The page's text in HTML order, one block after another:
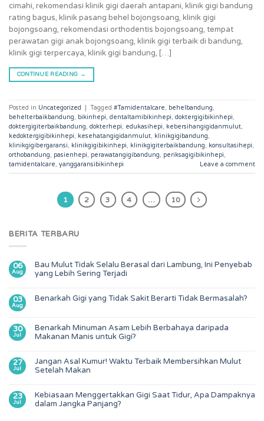
cimahi, rekomendasi klinik gigi daerah antapani, klinik gigi bandung
rating bagus, klinik pasang behel bojongsoang, klinik gigi
bojongsoang, rekomendasi orthodentis bojongsoang, tempat
perawatan gigi anak bojongsoang, klinik gigi terbaik di bandung,
klinik gigi terpercaya, klinik gigi bandung, […]
CONTINUE READING →
Posted in Uncategorized | Tagged #Tamidentalcare, behelbandung,
behelterbaikbandung, bikinhepi, dentaltamibikinhepi, doktergigibikinhepi,
doktergigiterbaikbandung, dokterhepi, edukasihepi, kebersihangigidanmulut,
kedoktergigibikinhepi, kesehatangigidanmulut, klinikgigibandung,
klinikgigibergaransi, klinikgigibikinhepi, klinikgigiterbaikbandung, konsultasihepi,
orthobandung, pasienhepi, perawatangigibandung, periksagigibikinhepi,
tamidentalcare, yanggaransibikinhepi Leave a comment
1 2 3 4 … 10
BERITA TERBARU
06
Aug
Bau Mulut Tidak Selalu Berasal dari Lambung, Ini Penyebab
yang Lebih Sering Terjadi
03
Aug
Benarkah Gigi yang Tidak Sakit Berarti Tidak Bermasalah?
30
Jul
Benarkah Minuman Asam Lebih Berbahaya daripada
Makanan Manis untuk Gigi?
27
Jul
Jangan Asal Kumur! Waktu Terbaik Membersihkan Mulut
Setelah Makan
23
Jul
Kebiasaan Menggertakkan Gigi Saat Tidur, Apa Dampaknya
dalam Jangka Panjang?